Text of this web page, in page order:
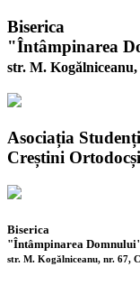
Biserica
"Întâmpinarea
str. M.
Asociația
Creștini Ortodocși
Biserica
"Întâmpinarea
str. M. Kogălniceanu, nr. 67,